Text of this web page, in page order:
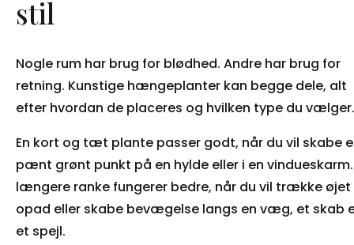
stil
Nogle rum har brug for blødhed. Andre har brug for
retning. Kunstige hængeplanter kan begge dele, alt
efter hvordan de placeres og hvilken type du vælger.
En kort og tæt plante passer godt, når du vil skabe
pænt grønt punkt på en hylde eller i en vindueskarm.
længere ranke fungerer bedre, når du vil trække øjet
opad eller skabe bevægelse langs en væg, et skab
et spejl.